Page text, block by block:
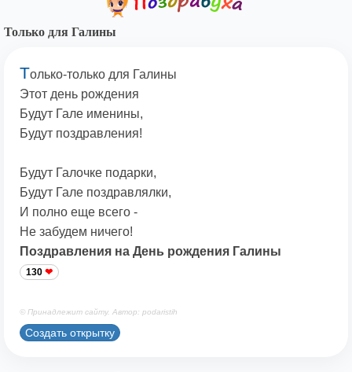
Только для Галины
Только-только для Галины
Этот день рождения
Будут Гале именины,
Будут поздравления!
Будут Галочке подарки,
Будут Гале поздравлялки,
И полно еще всего -
Не забудем ничего!
Поздравления на День рождения Галины
130
© Принадлежит сайту. Автор: podaristih
Создать открытку